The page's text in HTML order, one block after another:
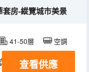
套房-縱覽城市美景
41-50層 空調
電視機 冰箱
查看供應